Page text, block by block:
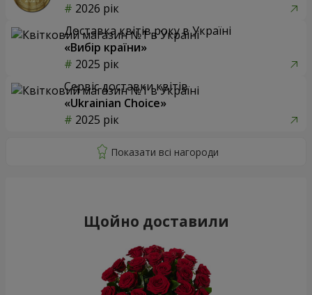
2026 рік
Доставка квітів року в Україні
«Вибір країни»
2025 рік
Сервіс доставки квітів
«Ukrainian Choice»
2025 рік
Щойно доставили